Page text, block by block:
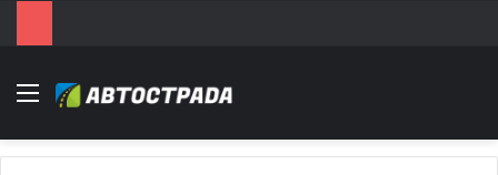
Menu